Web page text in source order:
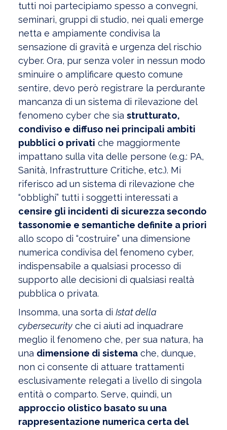
tutti noi partecipiamo spesso a convegni,
seminari, gruppi di studio, nei quali emerge
netta e ampiamente condivisa la
sensazione di gravità e urgenza del rischio
cyber. Ora, pur senza voler in nessun modo
sminuire o amplificare questo comune
sentire, devo però registrare la perdurante
mancanza di un sistema di rilevazione del
fenomeno cyber che sia strutturato,
condiviso e diffuso nei principali ambiti
pubblici o privati che maggiormente
impattano sulla vita delle persone (e.g.: PA,
Sanità, Infrastrutture Critiche, etc.). Mi
riferisco ad un sistema di rilevazione che
“obblighi” tutti i soggetti interessati a
censire gli incidenti di sicurezza secondo
tassonomie e semantiche definite a priori
allo scopo di “costruire” una dimensione
numerica condivisa del fenomeno cyber,
indispensabile a qualsiasi processo di
supporto alle decisioni di qualsiasi realtà
pubblica o privata.
Insomma, una sorta di Istat della
cybersecurity che ci aiuti ad inquadrare
meglio il fenomeno che, per sua natura, ha
una dimensione di sistema che, dunque,
non ci consente di attuare trattamenti
esclusivamente relegati a livello di singola
entità o comparto. Serve, quindi, un
approccio olistico basato su una
rappresentazione numerica certa del